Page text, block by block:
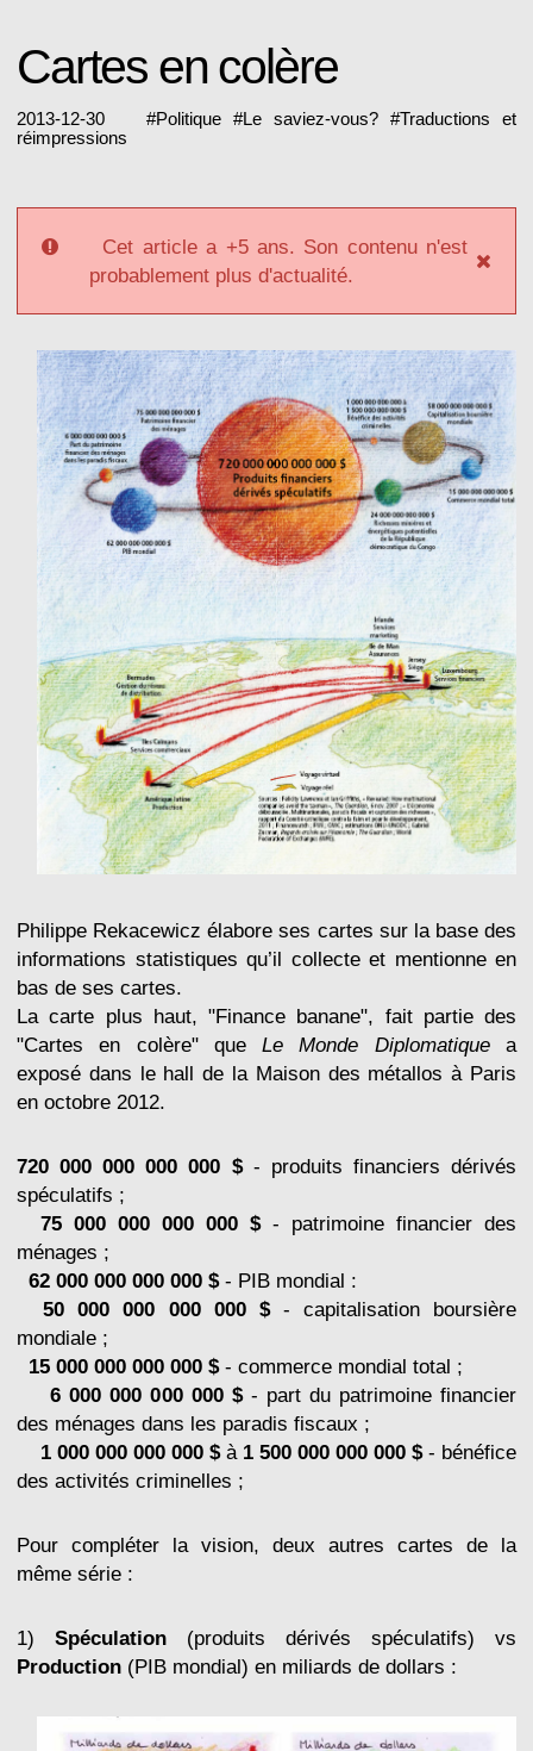
Cartes en colère
2013-12-30 #Politique #Le saviez-vous? #Traductions et
réimpressions
Cet article a +5 ans. Son contenu n'est
probablement plus d'actualité.
Philippe Rekacewicz élabore ses cartes sur la base des
informations statistiques qu’il collecte et mentionne en
bas de ses cartes.
La carte plus haut, "Finance banane", fait partie des
"Cartes en colère" que Le Monde Diplomatiquea
exposé dans le hall de la Maison des métallos à Paris
en octobre 2012.
720 000 000 000 000 $- produits financiers dérivés
spéculatifs ;
75 000 000 000 000 $- patrimoine financier des
ménages ;
62 000 000 000 000 $- PIB mondial :
50 000 000 000 000 $- capitalisation boursière
mondiale ;
15 000 000 000 000 $- commerce mondial total ;
6 000 000 000 000 $- part du patrimoine financier
des ménages dans les paradis fiscaux ;
1 000 000 000 000 $à 1 500 000 000 000 $- bénéfice
des activités criminelles ;
Pour compléter la vision, deux autres cartes de la
même série :
1) Spéculation (produits dérivés spéculatifs) vs
Production (PIB mondial) en miliards de dollars :